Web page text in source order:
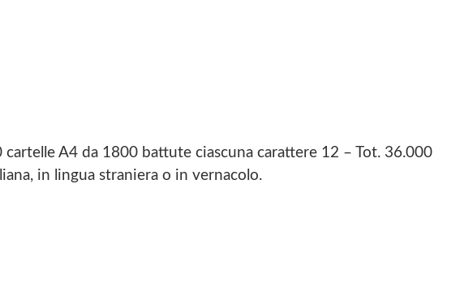
cartelle A4 da 1800 battute ciascuna carattere 12 – Tot. 36.000
in lingua straniera o in vernacolo.